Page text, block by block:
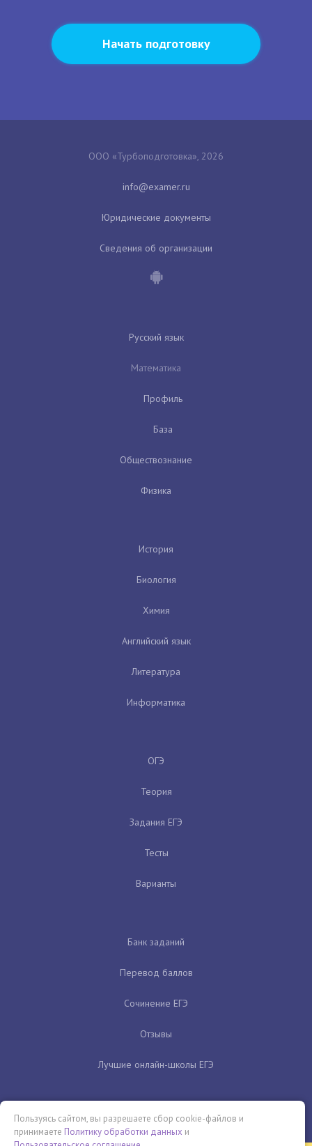
Начать подготовку
ООО «Турбоподготовка», 2026
Юридические документы
Сведения об организации
Русский язык
Математика
Профиль
База
Обществознание
Физика
История
Биология
Химия
Английский язык
Литература
Информатика
ОГЭ
Теория
Задания ЕГЭ
Тесты
Варианты
Банк заданий
Перевод баллов
Сочинение ЕГЭ
Отзывы
Лучшие онлайн-школы ЕГЭ
Пользуясь сайтом, вы разрешаете сбор cookie-файлов и
принимаете Политику обработки данных и